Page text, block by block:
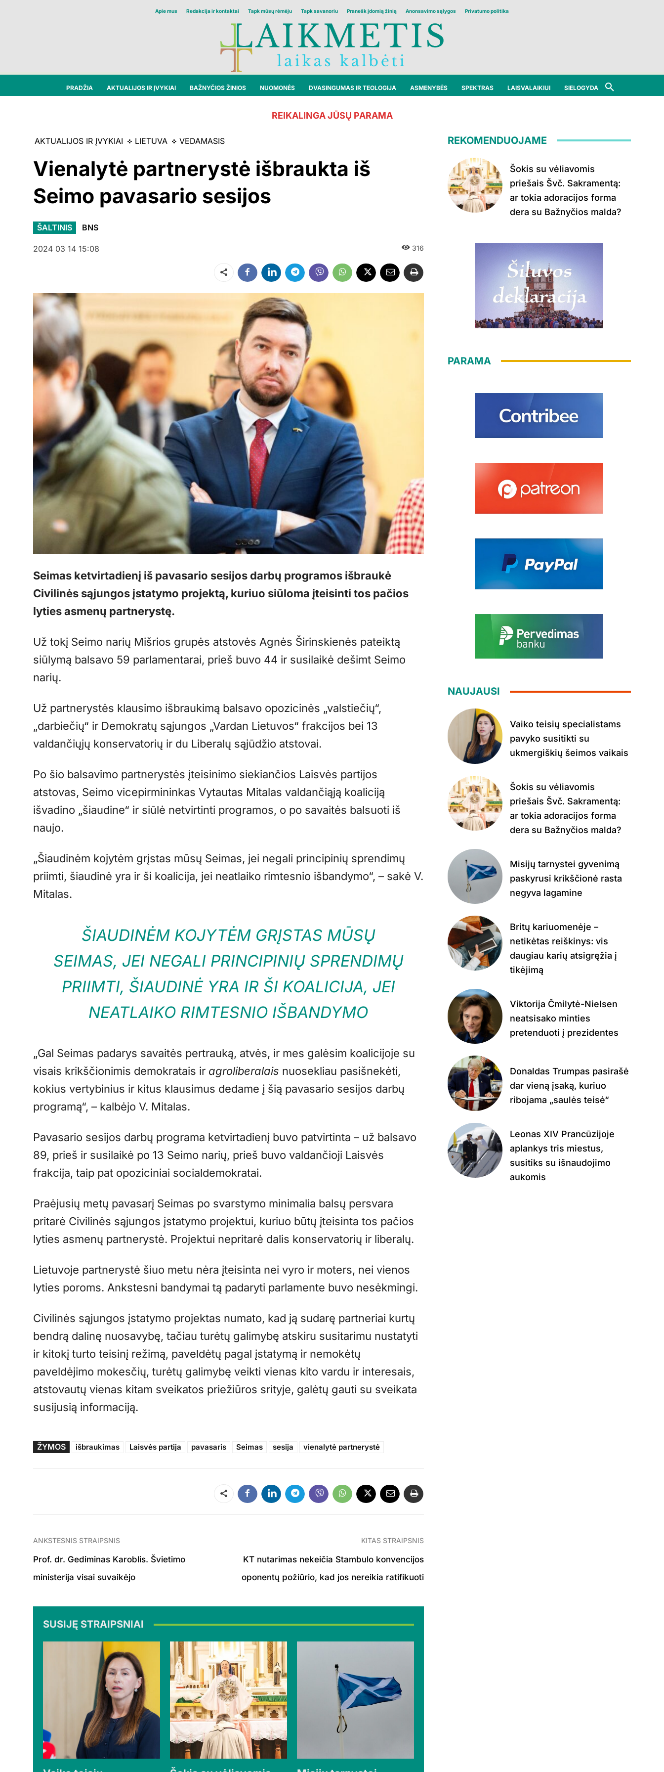
Apie mus Redakcija ir kontaktai Tapk mūsų rėmėju Tapk savanoriu Pranešk įdomią žinią Anonsavimo sąlygos Privatumo politika
PRADŽIA AKTUALIJOS IR ĮVYKIAI BAŽNYČIOS ŽINIOS NUOMONĖS DVASINGUMAS IR TEOLOGIJA ASMENYBĖS SPEKTRAS LAISVALAIKIUI SIELOGYDA
REIKALINGA JŪSŲ PARAMA
AKTUALIJOS IR ĮVYKIAI LIETUVA VEDAMASIS
Vienalytė partnerystė išbraukta iš
Seimo pavasario sesijos
ŠALTINIS BNS
2024 03 14 15:08 316
Dalintis
Seimas ketvirtadienį iš pavasario sesijos darbų programos išbraukė
Civilinės sąjungos įstatymo projektą, kuriuo siūloma įteisinti tos pačios
lyties asmenų partnerystę.
Už tokį Seimo narių Mišrios grupės atstovės Agnės Širinskienės pateiktą
siūlymą balsavo 59 parlamentarai, prieš buvo 44 ir susilaikė dešimt Seimo
narių.
Už partnerystės klausimo išbraukimą balsavo opozicinės „valstiečių“,
„darbiečių“ ir Demokratų sąjungos „Vardan Lietuvos“ frakcijos bei 13
valdančiųjų konservatorių ir du Liberalų sąjūdžio atstovai.
Po šio balsavimo partnerystės įteisinimo siekiančios Laisvės partijos
atstovas, Seimo vicepirmininkas Vytautas Mitalas valdančiąją koaliciją
išvadino „šiaudine“ ir siūlė netvirtinti programos, o po savaitės balsuoti iš
naujo.
„Šiaudinėm kojytėm grįstas mūsų Seimas, jei negali principinių sprendimų
priimti, šiaudinė yra ir ši koalicija, jei neatlaiko rimtesnio išbandymo“, – sakė V.
Mitalas.
ŠIAUDINĖM KOJYTĖM GRĮSTAS MŪSŲ
SEIMAS, JEI NEGALI PRINCIPINIŲ SPRENDIMŲ
PRIIMTI, ŠIAUDINĖ YRA IR ŠI KOALICIJA, JEI
NEATLAIKO RIMTESNIO IŠBANDYMO
„Gal Seimas padarys savaitės pertrauką, atvės, ir mes galėsim koalicijoje su
visais krikščionimis demokratais ir agroliberalais nuosekliau pasišnekėti,
kokius vertybinius ir kitus klausimus dedame į šią pavasario sesijos darbų
programą“, – kalbėjo V. Mitalas.
Pavasario sesijos darbų programa ketvirtadienį buvo patvirtinta – už balsavo
89, prieš ir susilaikė po 13 Seimo narių, prieš buvo valdančioji Laisvės
frakcija, taip pat opoziciniai socialdemokratai.
Praėjusių metų pavasarį Seimas po svarstymo minimalia balsų persvara
pritarė Civilinės sąjungos įstatymo projektui, kuriuo būtų įteisinta tos pačios
lyties asmenų partnerystė. Projektui nepritarė dalis konservatorių ir liberalų.
Lietuvoje partnerystė šiuo metu nėra įteisinta nei vyro ir moters, nei vienos
lyties poroms. Ankstesni bandymai tą padaryti parlamente buvo nesėkmingi.
Civilinės sąjungos įstatymo projektas numato, kad ją sudarę partneriai kurtų
bendrą dalinę nuosavybę, tačiau turėtų galimybę atskiru susitarimu nustatyti
ir kitokį turto teisinį režimą, paveldėtų pagal įstatymą ir nemokėtų
paveldėjimo mokesčių, turėtų galimybę veikti vienas kito vardu ir interesais,
atstovautų vienas kitam sveikatos priežiūros srityje, galėtų gauti su sveikata
susijusią informaciją.
ŽYMOS išbraukimas Laisvės partija pavasaris Seimas sesija vienalytė partnerystė
Dalintis
ANKSTESNIS STRAIPSNIS
Prof. dr. Gediminas Karoblis. Švietimo
ministerija visai suvaikėjo
KITAS STRAIPSNIS
KT nutarimas nekeičia Stambulo konvencijos
oponentų požiūrio, kad jos nereikia ratifikuoti
SUSIJĘ STRAIPSNIAI
REKOMENDUOJAME
Šokis su vėliavomis
priešais Švč. Sakramentą:
ar tokia adoracijos forma
dera su Bažnyčios malda?
PARAMA
NAUJAUSI
Vaiko teisių specialistams
pavyko susitikti su
ukmergiškių šeimos vaikais
Šokis su vėliavomis
priešais Švč. Sakramentą:
ar tokia adoracijos forma
dera su Bažnyčios malda?
Misijų tarnystei gyvenimą
paskyrusi krikščionė rasta
negyva lagamine
Britų kariuomenėje –
netikėtas reiškinys: vis
daugiau karių atsigręžia į
tikėjimą
Viktorija Čmilytė-Nielsen
neatsisako minties
pretenduoti į prezidentes
Donaldas Trumpas pasirašė
dar vieną įsaką, kuriuo
ribojama „saulės teisė“
Leonas XIV Prancūzijoje
aplankys tris miestus,
susitiks su išnaudojimo
aukomis